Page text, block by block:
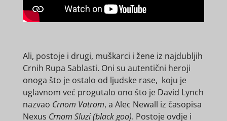
Ali, postoje i drugi, muškarci i žene iz najdubljih
Crnih Rupa Sablasti. Oni su autentični heroji
onoga što je ostalo od ljudske rase, koju je
uglavnom već progutalo ono što je David Lynch
nazvao Crnom Vatrom, a Alec Newall iz časopisa
Nexus Crnom Sluzi (black goo). Postoje ovdje i